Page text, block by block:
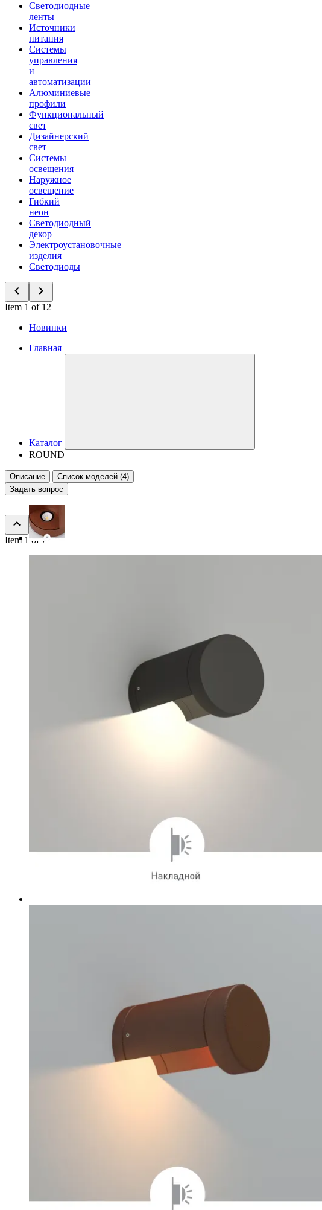
Светодиодные
ленты
Источники
питания
Системы
управления
и
автоматизации
Алюминиевые
профили
Функциональный
свет
Дизайнерский
свет
Системы
освещения
Наружное
освещение
Гибкий
неон
Светодиодный
декор
Электроустановочные
изделия
Светодиоды
Item 1 of 12
Новинки
Главная
Каталог
ROUND
Описание
Список моделей (4)
Задать вопрос
Item 1 of 7